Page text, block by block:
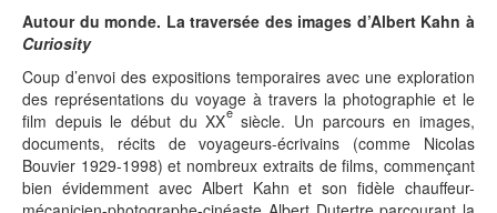
Autour du monde. La traversée des images d’Albert Kahn à
Curiosity
Coup d’envoi des expositions temporaires avec une exploration
des représentations du voyage à travers la photographie et le
film depuis le début du XXesiècle. Un parcours en images,
documents, récits de voyageurs-écrivains (comme Nicolas
Bouvier 1929-1998) et nombreux extraits de films, commençant
bien évidemment avec Albert Kahn et son fidèle chauffeur-